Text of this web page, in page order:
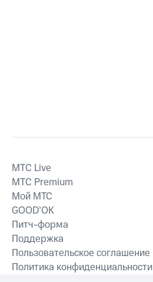
MTС Live
MTС Premium
Мой МТС
GOOD’OK
Питч-форма
Поддержка
Пользовательское соглашение
Политика конфиденциальности